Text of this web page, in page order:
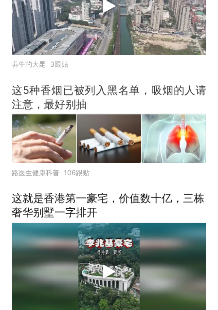
养牛的大昆 3跟贴
这5种香烟已被列入黑名单，吸烟的人请
注意，最好别抽
路医生健康科普 106跟贴
这就是香港第一豪宅，价值数十亿，三栋
奢华别墅一字排开